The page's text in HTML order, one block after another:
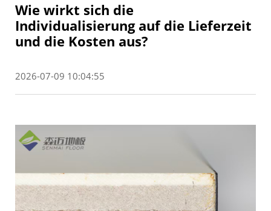
Wie wirkt sich die
Individualisierung auf die Lieferzeit
und die Kosten aus?
2026-07-09 10:04:55